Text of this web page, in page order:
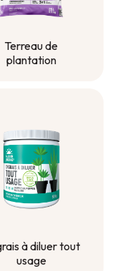
Terreau de
plantation
à diluer tout
usage